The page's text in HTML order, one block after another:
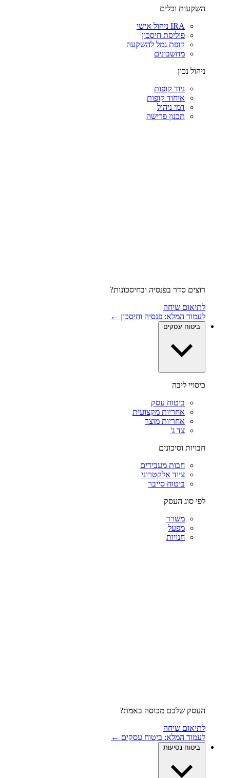
השקעות וכלים
IRA ניהול אישי
פוליסת חיסכון
קופת גמל להשקעה
מחשבונים
ניהול נכון
ניוד קופות
איחוד קופות
דמי ניהול
תכנון פרישה
רוצים סדר בפנסיה ובחיסכונות?
לתיאום שיחה
לעמוד המלא: פנסיה וחיסכון ←
ביטוח עסקים
כיסויי ליבה
ביטוח עסק
אחריות מקצועית
אחריות מוצר
צד ג'
חבויות וסיכונים
חבות מעבידים
ציוד אלקטרוני
ביטוח סייבר
לפי סוג העסק
משרד
מפעל
חנויות
העסק שלכם מכוסה באמת?
לתיאום שיחה
לעמוד המלא: ביטוח עסקים ←
ביטוח נסיעות